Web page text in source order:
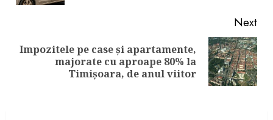
Next
Next
Impozitele pe case și apartamente,
majorate cu aproape 80% la
Timișoara, de anul viitor